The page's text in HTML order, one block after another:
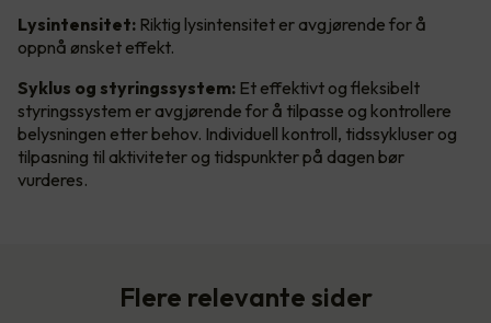
Lysintensitet: Riktig lysintensitet er avgjørende for å
oppnå ønsket effekt.
Syklus og styringssystem: Et effektivt og fleksibelt
styringssystem er avgjørende for å tilpasse og kontrollere
belysningen etter behov. Individuell kontroll, tidssykluser og
tilpasning til aktiviteter og tidspunkter på dagen bør
vurderes.
Flere relevante sider